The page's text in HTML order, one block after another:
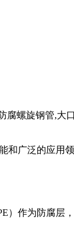
腐螺旋钢管,大
和广泛的应用
）作为防腐层